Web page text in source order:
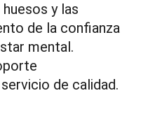
y las
de la confianza
mental.
de calidad.